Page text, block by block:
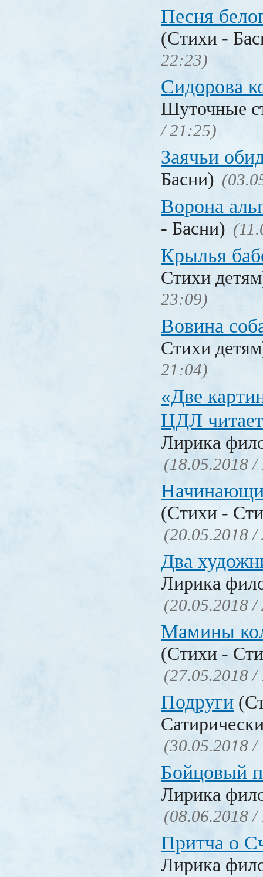
Песня
(Стихи -
22:23)
Сидорова
Шуточные
/ 21:25)
Заячьи
Басни)
Ворона
- Басни)
Крылья
Стихи
23:09)
Вовина
Стихи
21:04)
«Две
ЦДЛ
Лирика
(18.05.2018 /
(Стихи -
(20.05.2018 /
Два
Лирика
(20.05.2018 /
Мамины
(Стихи -
(27.05.2018 /
Подруги
(30.05.2018 /
Бойцовый
Лирика
(08.06.2018 /
Притча о
Лирика